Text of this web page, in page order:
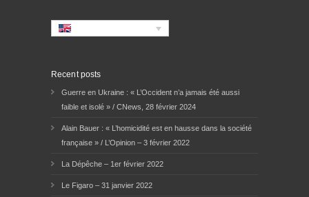
Recent posts
Guerre en Ukraine : « L’Occident n’a jamais été aussi
faible et isolé » / CNews, 28 février 2024
Alain Bauer : « L’homicidité est en hausse dans la société
française » / L’Opinion – 3 février 2022
La Dépêche – 1er février 2022
Le Figaro – 31 janvier 2022